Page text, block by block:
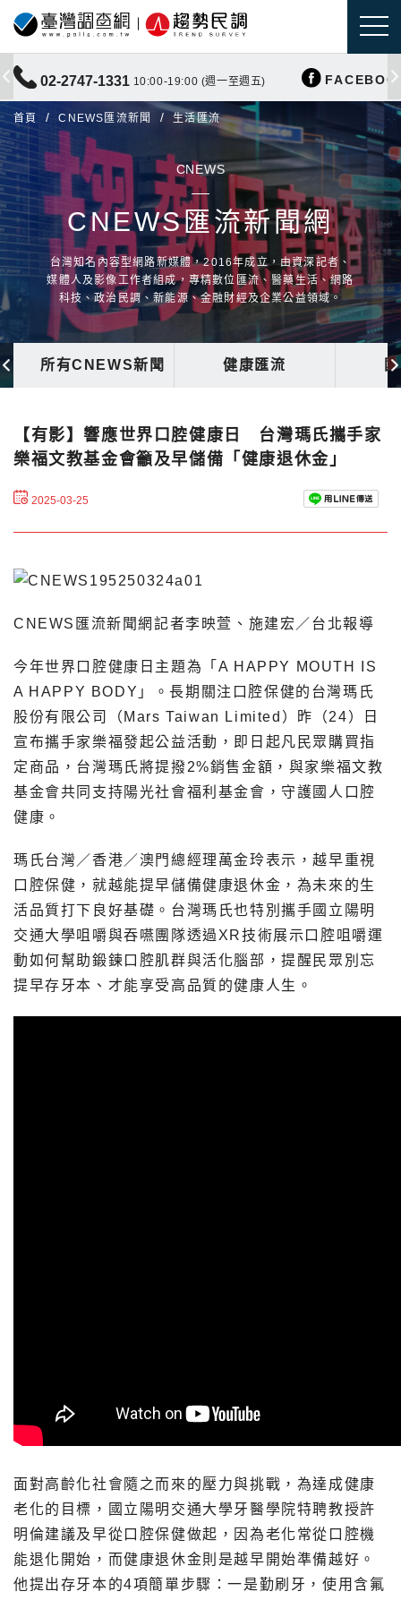
02-2747-1331 10:00-19:00 (週一至週五)
首頁 CNEWS匯流新聞 生活匯流
CNEWS
CNEWS匯流新聞網
台灣知名內容型網路新媒體，2016年成立，由資深記者、
媒體人及影像工作者組成，專精數位匯流、醫藥生活、網路
科技、政治民調、新能源、金融財經及企業公益領域。
所有CNEWS新聞 健康匯流
【有影】響應世界口腔健康日 台灣瑪氏攜手家
樂福文教基金會籲及早儲備「健康退休金」
2025-03-25
CNEWS匯流新聞網記者李映萱、施建宏／台北報導
今年世界口腔健康日主題為「A HAPPY MOUTH IS
A HAPPY BODY」。長期關注口腔保健的台灣瑪氏
股份有限公司（Mars Taiwan Limited）昨（24）日
宣布攜手家樂福發起公益活動，即日起凡民眾購買指
定商品，台灣瑪氏將提撥2%銷售金額，與家樂福文教
基金會共同支持陽光社會福利基金會，守護國人口腔
健康。
瑪氏台灣／香港／澳門總經理萬金玲表示，越早重視
口腔保健，就越能提早儲備健康退休金，為未來的生
活品質打下良好基礎。台灣瑪氏也特別攜手國立陽明
交通大學咀嚼與吞嚥團隊透過XR技術展示口腔咀嚼運
動如何幫助鍛鍊口腔肌群與活化腦部，提醒民眾別忘
提早存牙本、才能享受高品質的健康人生。
面對高齡化社會隨之而來的壓力與挑戰，為達成健康
老化的目標，國立陽明交通大學牙醫學院特聘教授許
明倫建議及早從口腔保健做起，因為老化常從口腔機
能退化開始，而健康退休金則是越早開始準備越好。
他提出存牙本的4項簡單步驟：一是勤刷牙，使用含氟